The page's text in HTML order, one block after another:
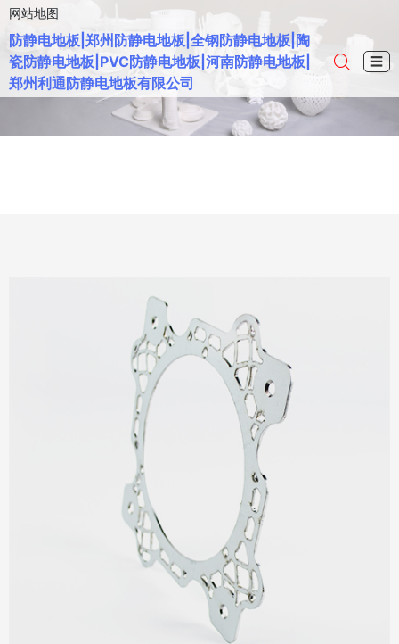
网站地图
防静电地板|郑州防静电地板|全钢防静电地板|陶
瓷防静电地板|PVC防静电地板|河南防静电地板|
郑州利通防静电地板有限公司
☰